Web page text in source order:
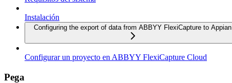
Instalación
Configuring the export of data from ABBYY FlexiCapture to Appian
Configurar un proyecto en ABBYY FlexiCapture Cloud
Pega